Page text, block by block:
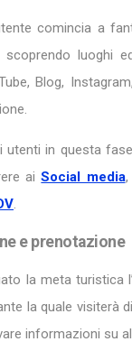
comincia a
luoghi
Blog,
utenti in questa
aiSocial media,
e prenotazione
la meta turistica
la quale visiterà
informazioni su